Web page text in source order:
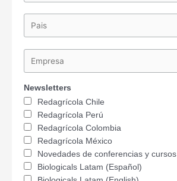
Newsletters
Redagrícola Chile
Redagrícola Perú
Redagrícola Colombia
Redagrícola México
Novedades de conferencias y cursos
Biologicals Latam (Español)